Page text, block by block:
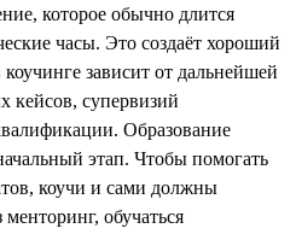
которое обычно длится
часы. Это создаёт хороший
зависит от дальнейшей
кейсов, супервизий
Образование
этап. Чтобы помогать
коучи и сами должны
менторинг, обучаться